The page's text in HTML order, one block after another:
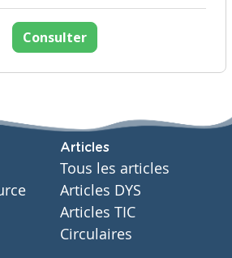
Consulter
Articles
Tous les articles
Articles DYS
Articles TIC
Circulaires